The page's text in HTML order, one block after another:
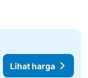
Lihat harga